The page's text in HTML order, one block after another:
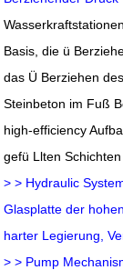
Basis, die ü
das Ü Berziehen
Steinbeton im Fuß
high-efficiency
gefü Llten
> > Hydraulic
Glasplatte der
harter Legierung,
> > Pump